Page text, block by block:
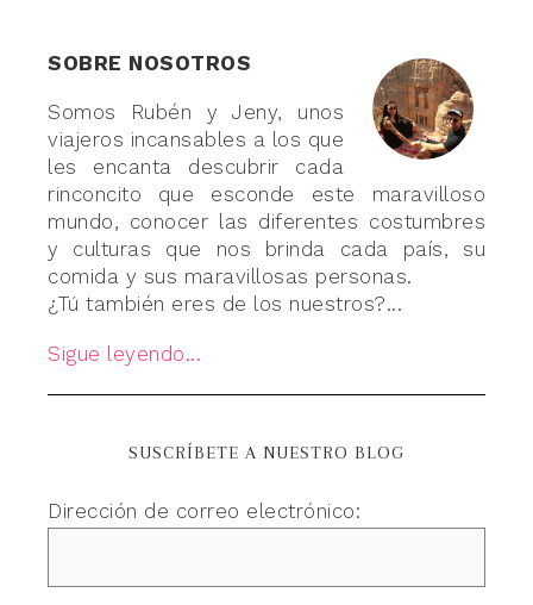
SOBRE NOSOTROS
Somos Rubén y Jeny, unos
viajeros incansables a los que
les encanta descubrir cada
rinconcito que esconde este maravilloso
mundo, conocer las diferentes costumbres
y culturas que nos brinda cada país, su
comida y sus maravillosas personas.
¿Tú también eres de los nuestros?...
Sigue leyendo...
SUSCRÍBETE A NUESTRO BLOG
Dirección de correo electrónico: